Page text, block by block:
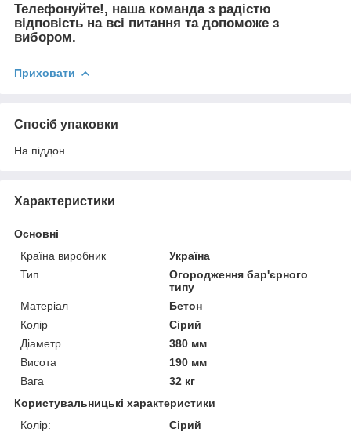
Телефонуйте!, наша команда з радістю
відповість на всі питання та допоможе з
вибором.
Приховати
Спосіб упаковки
На піддон
Характеристики
Основні
Країна виробник
Україна
Тип
Огородження бар'єрного
типу
Матеріал
Бетон
Колір
Сірий
Діаметр
380 мм
Висота
190 мм
Вага
32 кг
Користувальницькі характеристики
Колір:
Сірий